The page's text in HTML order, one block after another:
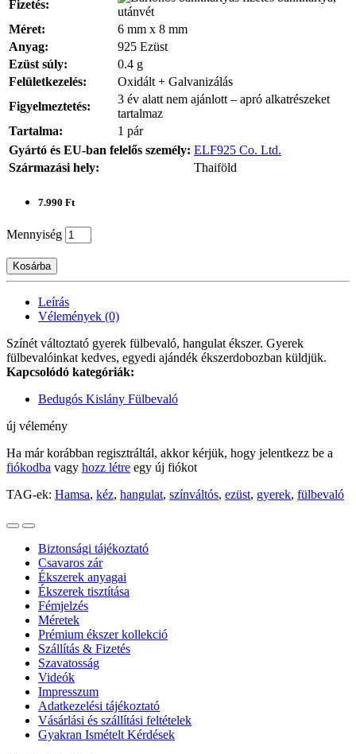
Fizetés:
utánvét
Méret:
6 mm x 8 mm
Anyag:
925 Ezüst
Ezüst súly:
0.4 g
Felületkezelés:
Oxidált + Galvanizálás
Figyelmeztetés:
3 év alatt nem ajánlott – apró alkatrészeket
tartalmaz
Tartalma:
1 pár
Gyártó és EU-ban felelős személy: ELF925 Co. Ltd.
Származási hely:
Thaiföld
7.990 Ft
Mennyiség
Kosárba
Leírás
Vélemények (0)
Színét változtató gyerek fülbevaló, hangulat ékszer. Gyerek
fülbevalóinkat kedves, egyedi ajándék ékszerdobozban küldjük.
Kapcsolódó kategóriák:
Bedugós Kislány Fülbevaló
új vélemény
Ha már korábban regisztráltál, akkor kérjük, hogy jelentkezz be a
fiókodba vagy hozz létre egy új fiókot
TAG-ek: Hamsa, kéz, hangulat, színváltós, ezüst, gyerek, fülbevaló
Biztonsági tájékoztató
Csavaros zár
Ékszerek anyagai
Ékszerek tisztítása
Fémjelzés
Méretek
Prémium ékszer kollekció
Szállítás & Fizetés
Szavatosság
Videók
Impresszum
Adatkezelési tájékoztató
Vásárlási és szállítási feltételek
Gyakran Ismételt Kérdések